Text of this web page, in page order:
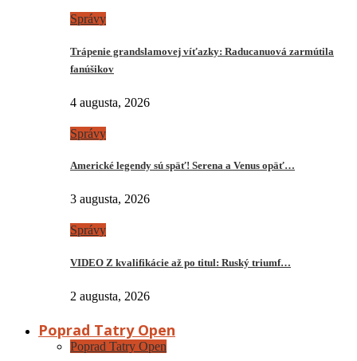
Správy
Trápenie grandslamovej víťazky: Raducanuová zarmútila
fanúšikov
4 augusta, 2026
Správy
Americké legendy sú späť! Serena a Venus opäť…
3 augusta, 2026
Správy
VIDEO Z kvalifikácie až po titul: Ruský triumf…
2 augusta, 2026
Poprad Tatry Open
Poprad Tatry Open